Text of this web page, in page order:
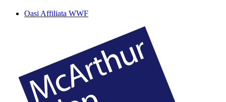
Oasi Affiliata WWF